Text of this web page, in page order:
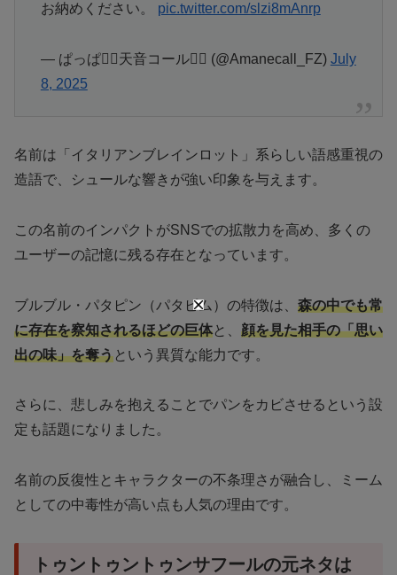
お納めください。 pic.twitter.com/slzi8mAnrp
— ぱっぱ❤️‍🔥天音コール❤️‍🔥 (@Amanecall_FZ) July
8, 2025
名前は「イタリアンブレインロット」系らしい語感重視の
造語で、シュールな響きが強い印象を与えます。
この名前のインパクトがSNSでの拡散力を高め、多くの
ユーザーの記憶に残る存在となっています。
ブルブル・パタピン（パタピム）の特徴は、 森の中でも常
に存在を察知されるほどの巨体と、 顔を見た相手の「思い
出の味」を奪うという異質な能力です。
さらに、悲しみを抱えることでパンをカビさせるという設
定も話題になりました。
名前の反復性とキャラクターの不条理さが融合し、ミーム
としての中毒性が高い点も人気の理由です。
トゥントゥントゥンサフールの元ネタは